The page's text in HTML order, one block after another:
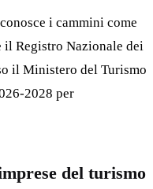
i cammini come
Registro Nazionale dei
il Ministero del Turismo
2028 per
del turismo